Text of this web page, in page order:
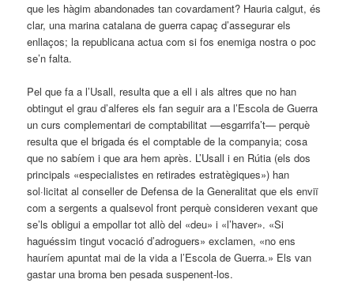
que les hàgim abandonades tan covardament? Hauria calgut, és
clar, una marina catalana de guerra capaç d’assegurar els
enllaços; la republicana actua com si fos enemiga nostra o poc
se’n falta.
Pel que fa a l’Usall, resulta que a ell i als altres que no han
obtingut el grau d’alferes els fan seguir ara a l’Escola de Guerra
un curs complementari de comptabilitat —esgarrifa’t— perquè
resulta que el brigada és el comptable de la companyia; cosa
que no sabíem i que ara hem après. L’Usall i en Rútia (els dos
principals «especialistes en retirades estratègiques») han
sol·licitat al conseller de Defensa de la Generalitat que els enviï
com a sergents a qualsevol front perquè consideren vexant que
se’ls obligui a empollar tot allò del «deu» i «l’haver». «Si
haguéssim tingut vocació d’adroguers» exclamen, «no ens
hauríem apuntat mai de la vida a l’Escola de Guerra.» Els van
gastar una broma ben pesada suspenent-los.